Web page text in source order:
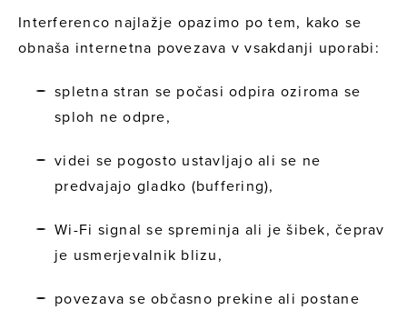
Interferenco najlažje opazimo po tem, kako se
obnaša internetna povezava v vsakdanji uporabi:
spletna stran se počasi odpira oziroma se
sploh ne odpre,
videi se pogosto ustavljajo ali se ne
predvajajo gladko (buffering),
Wi-Fi signal se spreminja ali je šibek, čeprav
je usmerjevalnik blizu,
povezava se občasno prekine ali postane